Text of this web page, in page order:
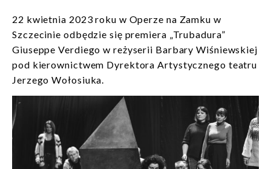
22 kwietnia 2023 roku w Operze na Zamku w
Szczecinie odbędzie się premiera „Trubadura”
Giuseppe Verdiego w reżyserii Barbary Wiśniewskiej
pod kierownictwem Dyrektora Artystycznego teatru
Jerzego Wołosiuka.